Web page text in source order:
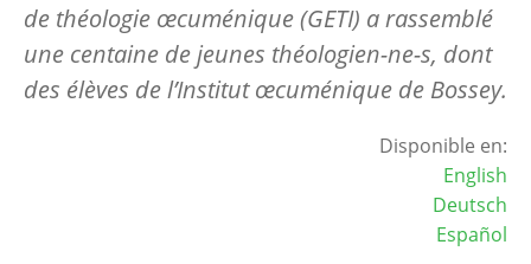
de théologie œcuménique (GETI) a rassemblé
une centaine de jeunes théologien-ne-s, dont
des élèves de l’Institut œcuménique de Bossey.
Disponible en:
English
Deutsch
Español